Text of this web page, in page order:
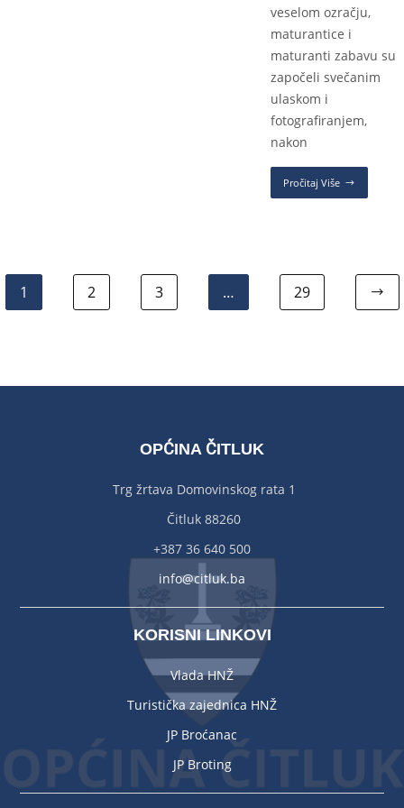
veselom ozračju,
maturantice i
maturanti zabavu su
započeli svečanim
ulaskom i
fotografiranjem,
nakon
Pročitaj Više
1 2 3 … 29
OPĆINA ČITLUK
Trg žrtava Domovinskog rata 1
Čitluk 88260
+387 36 640 500
info@citluk.ba
KORISNI LINKOVI
Vlada HNŽ
Turistička zajednica HNŽ
JP Broćanac
JP Broting